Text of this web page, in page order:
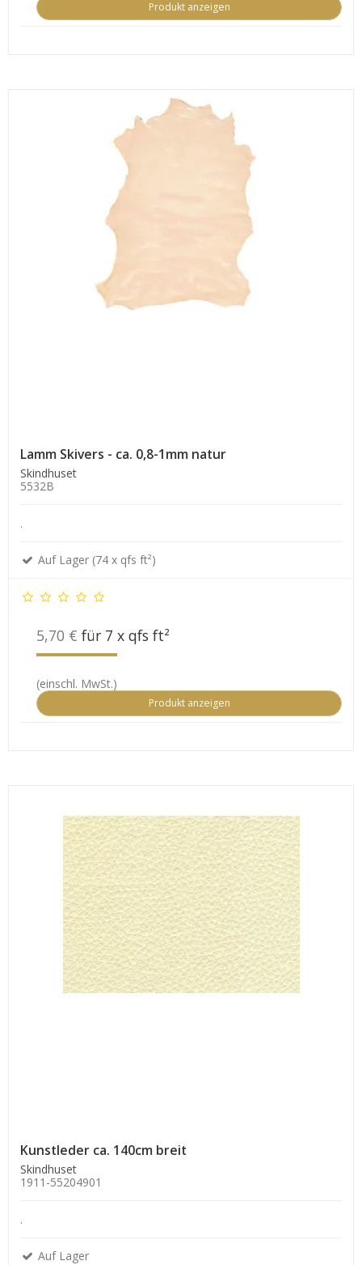
Produkt anzeigen
Lamm Skivers - ca. 0,8-1mm natur
Skindhuset
5532B
.
Auf Lager (74 x qfs ft²)
5,70 € für 7 x qfs ft²
(einschl. MwSt.)
Produkt anzeigen
Kunstleder ca. 140cm breit
Skindhuset
1911-55204901
.
Auf Lager